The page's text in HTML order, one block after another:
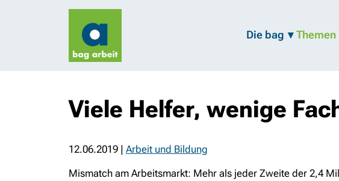
Die bag Themen
Viele Helfer, wenige
12.06.2019 | Arbeit und Bildung
Mismatch am Arbeitsmarkt: Mehr als jeder Zweite der 2,4